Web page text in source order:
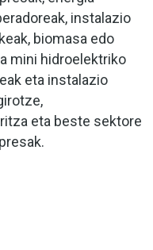
instalazio
biomasa edo
mini hidroelektriko
eta instalazio
eta beste sektore